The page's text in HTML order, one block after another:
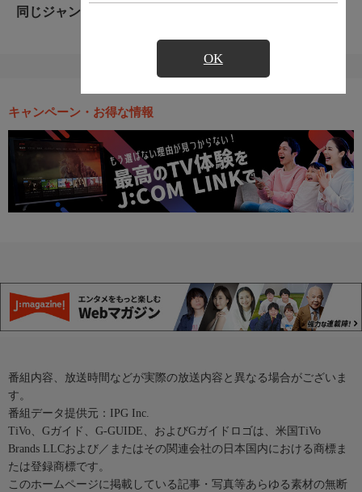
OK
同じジャンルのおすすめ番組
キャンペーン・お得な情報
番組内容、放送時間などが実際の放送内容と異なる場合がございま
す。
番組データ提供元：IPG Inc.
TiVo、Gガイド、G-GUIDE、およびGガイドロゴは、米国TiVo
Brands LLCおよび／またはその関連会社の日本国内における商標ま
たは登録商標です。
このホームページに掲載している記事・写真等あらゆる素材の無断